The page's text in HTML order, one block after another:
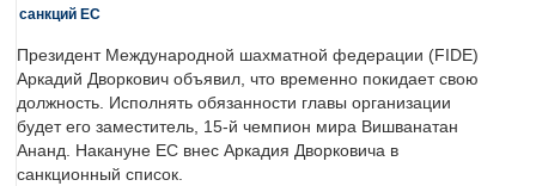
санкций ЕС
Президент Международной шахматной федерации (FIDE)
Аркадий Дворкович объявил, что временно покидает свою
должность. Исполнять обязанности главы организации
будет его заместитель, 15-й чемпион мира Вишванатан
Ананд. Накануне ЕС внес Аркадия Дворковича в
санкционный список.